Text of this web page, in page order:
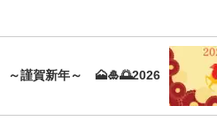
～謹賀新年～ 🗻🎍🌅2026